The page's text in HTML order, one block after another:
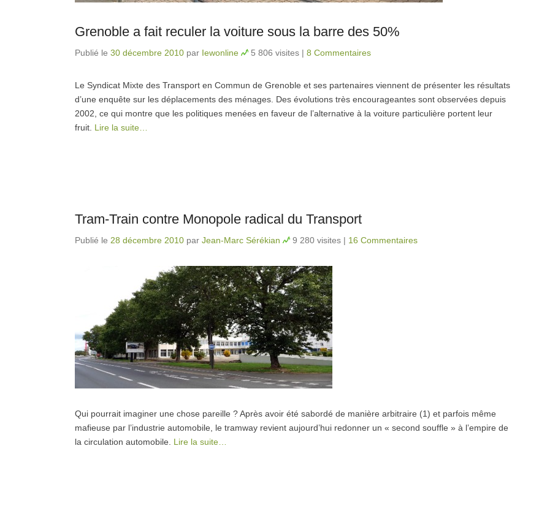
Grenoble a fait reculer la voiture sous la barre des 50%
Publié le 30 décembre 2010 par Iewonline 5 806 visites | 8 Commentaires
Le Syndicat Mixte des Transport en Commun de Grenoble et ses partenaires viennent de présenter les résultats
d’une enquête sur les déplacements des ménages. Des évolutions très encourageantes sont observées depuis
2002, ce qui montre que les politiques menées en faveur de l’alternative à la voiture particulière portent leur
fruit. Lire la suite…
Tram-Train contre Monopole radical du Transport
Publié le 28 décembre 2010 par Jean-Marc Sérékian 9 280 visites | 16 Commentaires
Qui pourrait imaginer une chose pareille ? Après avoir été sabordé de manière arbitraire (1) et parfois même
mafieuse par l’industrie automobile, le tramway revient aujourd’hui redonner un « second souffle » à l’empire de
la circulation automobile. Lire la suite…